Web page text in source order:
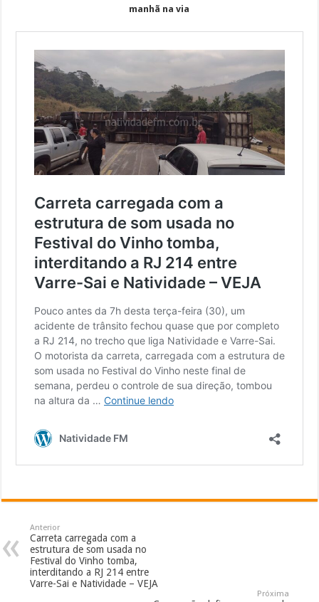
manhã na via
Anterior
Carreta carregada com a
estrutura de som usada no
Festival do Vinho tomba,
interditando a RJ 214 entre
Varre-Sai e Natividade – VEJA
Próxima